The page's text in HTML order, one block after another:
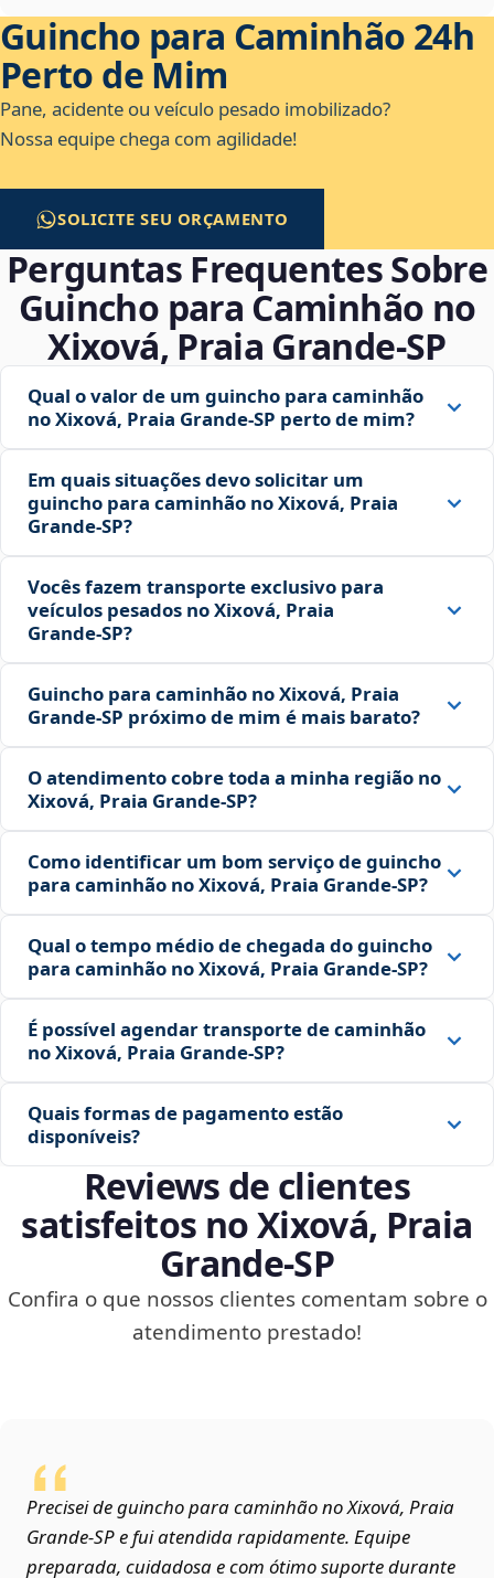
Guincho para Caminhão 24h
Perto de Mim
Pane, acidente ou veículo pesado imobilizado?
Nossa equipe chega com agilidade!
SOLICITE SEU ORÇAMENTO
Perguntas Frequentes Sobre
Guincho para Caminhão no
Xixová, Praia Grande‑SP
Qual o valor de um guincho para caminhão
no Xixová, Praia Grande‑SP perto de mim?
Em quais situações devo solicitar um
guincho para caminhão no Xixová, Praia
Grande‑SP?
Vocês fazem transporte exclusivo para
veículos pesados no Xixová, Praia
Grande‑SP?
Guincho para caminhão no Xixová, Praia
Grande‑SP próximo de mim é mais barato?
O atendimento cobre toda a minha região no
Xixová, Praia Grande‑SP?
Como identificar um bom serviço de guincho
para caminhão no Xixová, Praia Grande‑SP?
Qual o tempo médio de chegada do guincho
para caminhão no Xixová, Praia Grande‑SP?
É possível agendar transporte de caminhão
no Xixová, Praia Grande‑SP?
Quais formas de pagamento estão
disponíveis?
Reviews de clientes
satisfeitos no Xixová, Praia
Grande‑SP
Confira o que nossos clientes comentam sobre o
atendimento prestado!
Precisei de guincho para caminhão no Xixová, Praia
Grande‑SP e fui atendida rapidamente. Equipe
preparada, cuidadosa e com ótimo suporte durante